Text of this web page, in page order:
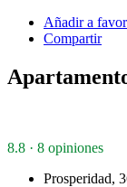
Añadir a
Compartir
8.8 · 8 opiniones
Prosperidad,